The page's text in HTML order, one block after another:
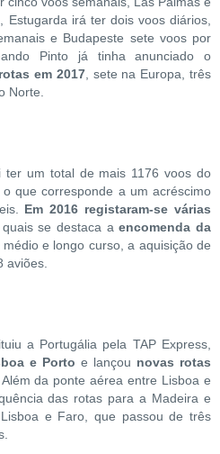
irá ter dois voos diários,
e Budapeste sete voos por
Pinto já tinha anunciado o
em 2017, sete na Europa, três
Norte.
ter um total de mais 1176 voos do
que corresponde a um acréscimo
Em 2016 registaram-se várias
quais se destaca aencomenda da
médio e longo curso, a aquisição de
aviões.
a Portugália pela TAP Express,
e Porto e lançou novas rotas
da ponte aérea entre Lisboa e
das rotas para a Madeira e
e Faro, que passou de três